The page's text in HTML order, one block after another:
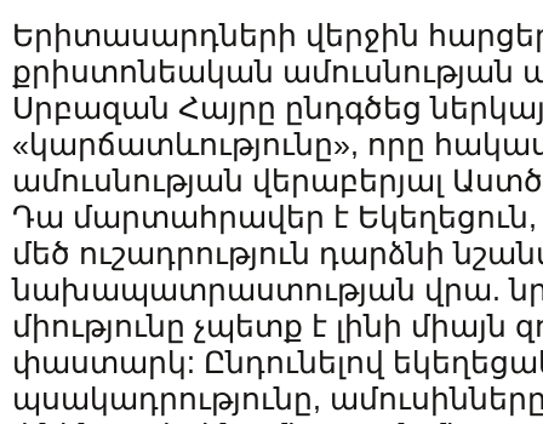
Երիտասարդների վերջին
քրիստոնեական ամուսնության
Սրբազան Հայրը ընդգծեց
«կարճատևությունը», որը
ամուսնության վերաբերյալ
Դա մարտահրավեր է Եկեղեցուն,
մեծ ուշադրություն դարձնի
նախապատրաստության վրա.
միությունը չպետք է լինի
փաստարկ: Ընդունելով
պսակադրությունը,